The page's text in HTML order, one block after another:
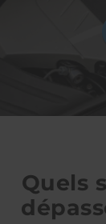
Quels